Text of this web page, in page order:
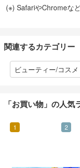
(※) SafariやChromeな
関連するカテゴリー
ビューティー/コスメ
「お買い物」の人気
1 2